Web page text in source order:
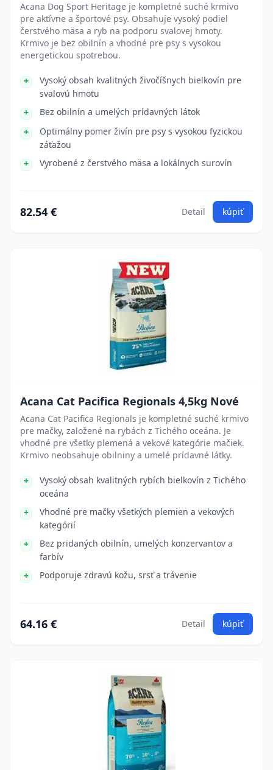
Acana Dog Sport Heritage je kompletné suché krmivo
pre aktívne a športové psy. Obsahuje vysoký podiel
čerstvého mäsa a ryb na podporu svalovej hmoty.
Krmivo je bez obilnín a vhodné pre psy s vysokou
energetickou spotrebou.
Vysoký obsah kvalitných živočíšnych bielkovín pre
svalovú hmotu
Bez obilnín a umelých prídavných látok
Optimálny pomer živín pre psy s vysokou fyzickou
záťažou
Vyrobené z čerstvého mäsa a lokálnych surovín
82.54 € Detail kúpiť
Acana Cat Pacifica Regionals 4,5kg Nové
Acana Cat Pacifica Regionals je kompletné suché krmivo
pre mačky, založené na rybách z Tichého oceána. Je
vhodné pre všetky plemená a vekové kategórie mačiek.
Krmivo neobsahuje obilniny a umelé prídavné látky.
Vysoký obsah kvalitných rybích bielkovín z Tichého
oceána
Vhodné pre mačky všetkých plemien a vekových
kategórií
Bez pridaných obilnín, umelých konzervantov a
farbív
Podporuje zdravú kožu, srsť a trávenie
64.16 € Detail kúpiť